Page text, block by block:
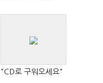
"CD로 구워오세요"